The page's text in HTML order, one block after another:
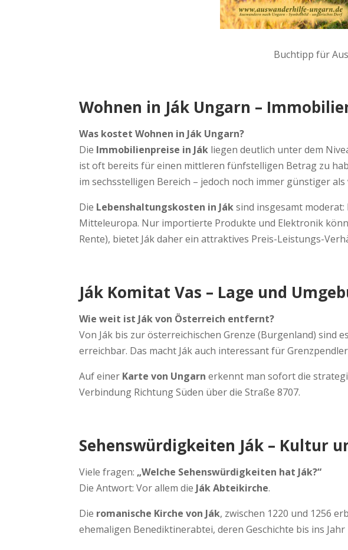
Buchtipp für
Wohnen in Ják Ungarn –
Was kostet Wohnen in Ják Ungarn?
Die Immobilienpreise in Ják liegen deutlich unter dem
ist oft bereits für einen mittleren fünfstelligen Betrag zu
im sechsstelligen Bereich – jedoch noch immer günstiger
Die Lebenshaltungskosten in Jáksind insgesamt
Mitteleuropa. Nur importierte Produkte und Elektronik
Rente), bietet Ják daher ein attraktives Preis-Leistungs-
Ják Komitat Vas – Lage und
Wie weit ist Ják von Österreich entfernt?
Von Ják bis zur österreichischen Grenze (Burgenland) sind
erreichbar. Das macht Ják auch interessant für
Auf einer Karte von Ungarn erkennt man sofort die
Verbindung Richtung Süden über die Straße 8707.
Sehenswürdigkeiten Ják – Kultur
Viele fragen: „Welche Sehenswürdigkeiten hat Ják?“
Die Antwort: Vor allem die Ják Abteikirche.
Die romanische Kirche von Ják, zwischen 1220 und 1256
ehemaligen Benediktinerabtei, deren Geschichte bis ins